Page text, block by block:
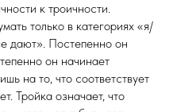
к троичности.
только в категориях «я/
дают». Постепенно он
он начинает
на то, что соответствует
Тройка означает, что